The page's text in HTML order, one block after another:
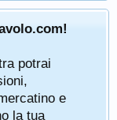
potrai
e
la tua